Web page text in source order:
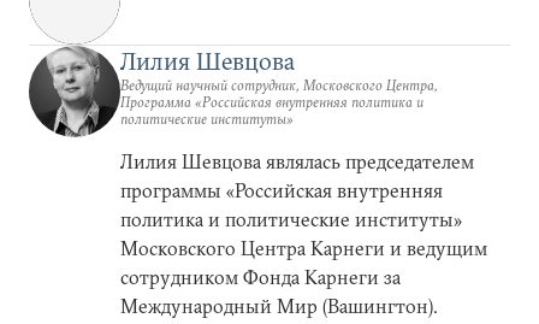
Лилия Шевцова
Ведущий научный сотрудник, Московского Центра,
Программа «Российская внутренняя политика и
политические институты»
Лилия Шевцова являлась председателем
программы «Российская внутренняя
политика и политические институты»
Московского Центра Карнеги и ведущим
сотрудником Фонда Карнеги за
Международный Мир (Вашингтон).